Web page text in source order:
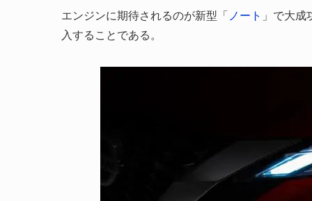
エンジンに期待されるのが新型「ノート 」で大
入することである。